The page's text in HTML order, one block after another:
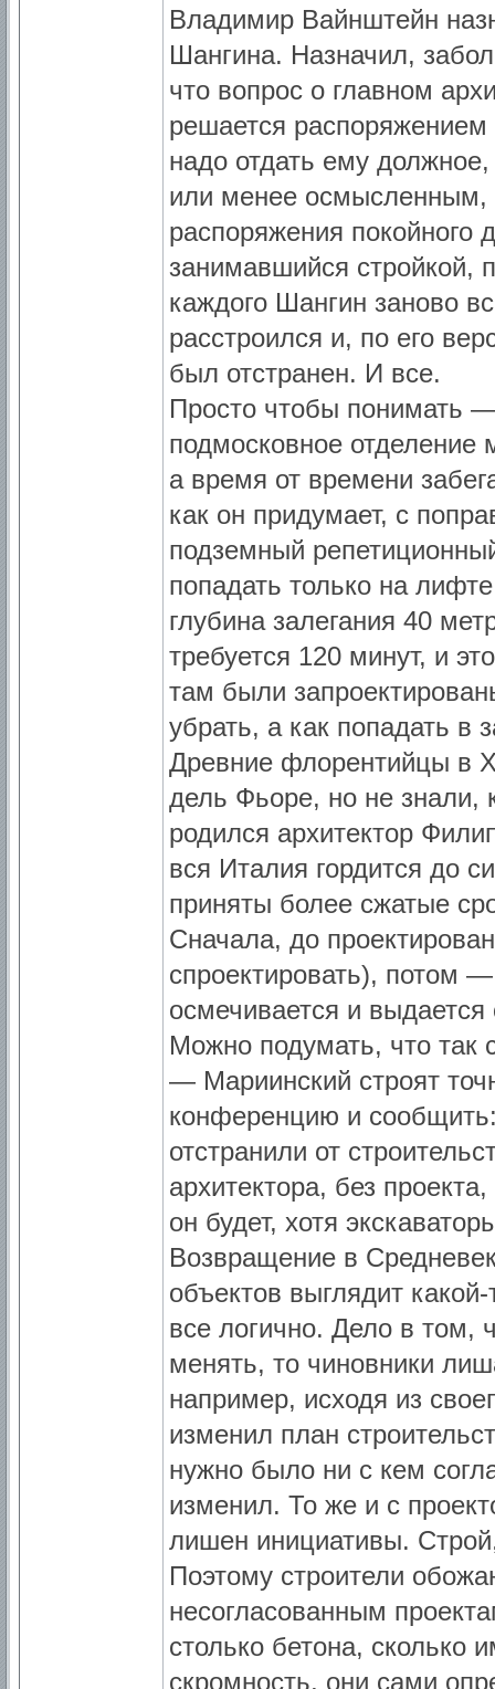
Владимир Вайнштейн
Шангина. Назначил,
что вопрос о главном
решается
надо отдать ему должное,
или менее осмысленным,
распоряжения покойного
занимавшийся стройкой,
каждого Шангин заново
расстроился и, по его
был отстранен. И все.
Просто чтобы понимать
подмосковное отделение
а время от времени
как он придумает, с
подземный
попадать только на
глубина залегания 40
требуется 120 минут, и
там были
убрать, а как попадать в
Древние флорентийцы в
дель Фьоре, но не знали,
родился архитектор
вся Италия гордится до
приняты более сжатые
Сначала, до
спроектировать), потом
осмечивается и
Можно подумать, что так
— Мариинский строят
конференцию и
отстранили от
архитектора, без
он будет, хотя
Возвращение в
объектов выглядит
все логично. Дело в том,
менять, то чиновники
например, исходя из
изменил план
нужно было ни с кем
изменил. То же и с
лишен инициативы.
Поэтому строители
несогласованным
столько бетона, сколько
скромность, они сами